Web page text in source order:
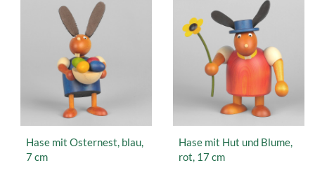
Hase mit Osternest, blau,
7 cm
Hase mit Hut und Blume,
rot, 17 cm